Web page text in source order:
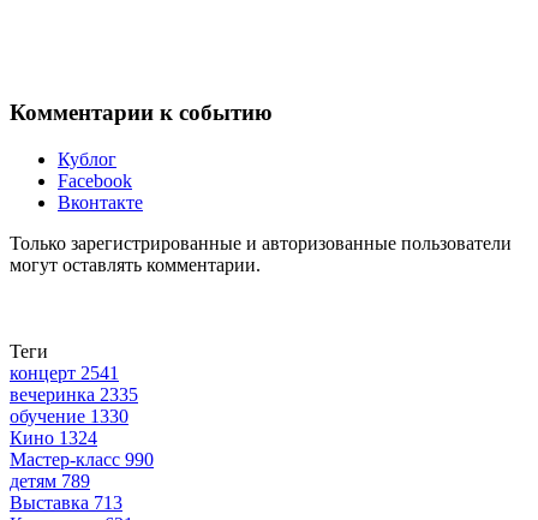
Комментарии к событию
Кублог
Facebook
Вконтакте
Только зарегистрированные и авторизованные пользователи
могут оставлять комментарии.
Теги
концерт 2541
вечеринка 2335
обучение 1330
Кино 1324
Мастер-класс 990
детям 789
Выставка 713